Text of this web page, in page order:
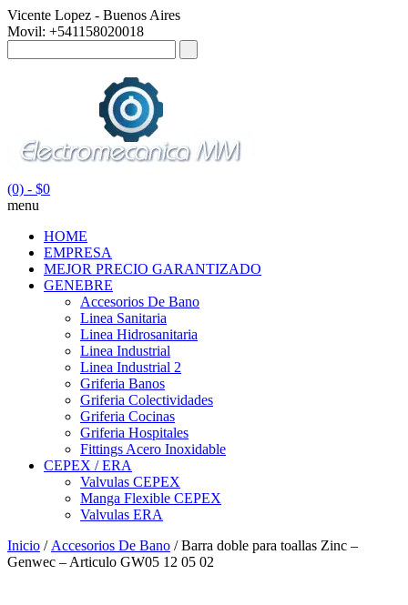
Vicente Lopez - Buenos Aires
Movil: +541158020018
(0) - $0
menu
HOME
EMPRESA
MEJOR PRECIO GARANTIZADO
GENEBRE
Accesorios De Bano
Linea Sanitaria
Linea Hidrosanitaria
Linea Industrial
Linea Industrial 2
Griferia Banos
Griferia Colectividades
Griferia Cocinas
Griferia Hospitales
Fittings Acero Inoxidable
CEPEX / ERA
Valvulas CEPEX
Manga Flexible CEPEX
Valvulas ERA
Inicio / Accesorios De Bano / Barra doble para toallas Zinc –
Genwec – Articulo GW05 12 05 02